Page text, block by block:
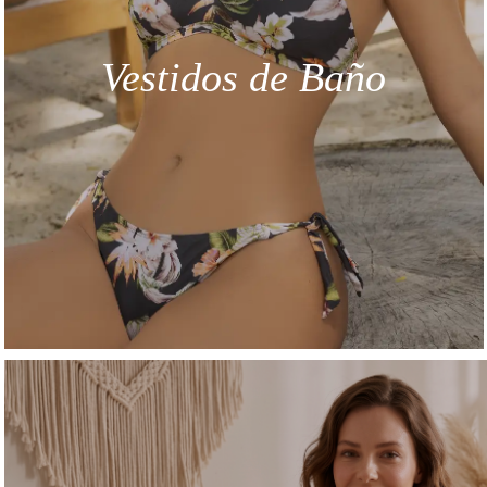
Vestidos de Baño